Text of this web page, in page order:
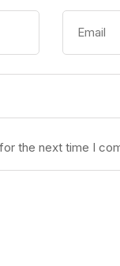
the next time I